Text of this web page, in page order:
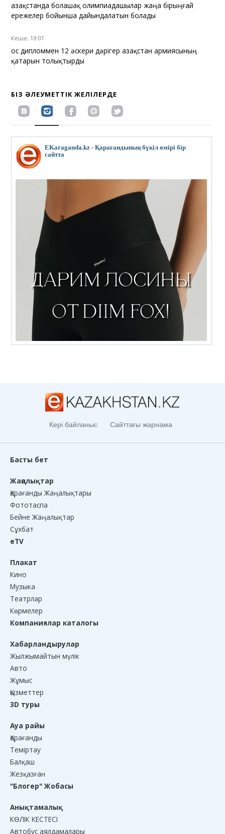
Қазақстанда болашақ олимпиадашылар жаңа бірыңғай
ережелер бойынша дайындалатын болады
Кеше, 19:07
Қос дипломмен 12 әскери дәрігер Қазақстан армиясының
қатарын толықтырды
БІЗ ӘЛЕУМЕТТІК ЖЕЛІЛЕРДЕ
EKaraganda.kz - Қарағандының бүкіл өмірі бір
сайтта
Кері байланыс Сайттағы жарнама
Басты бет
Жаңалықтар
Қарағанды Жаңалықтары
Фототаспа
Бейне Жаңалықтар
Сұхбат
eTV
Плакат
Кино
Музыка
Театрлар
Көрмелер
Компаниялар каталогы
Хабарландырулар
Жылжымайтын мүлік
Авто
Жұмыс
Қызметтер
3D туры
Ауа райы
Қарағанды
Теміртау
Балқаш
Жезқазған
"Блогер" Жобасы
Анықтамалық
КӨЛІК КЕСТЕСІ
Автобус аялдамалары